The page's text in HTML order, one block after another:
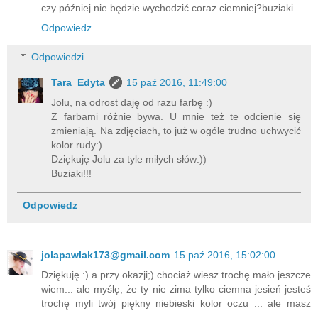
czy później nie będzie wychodzić coraz ciemniej?buziaki
Odpowiedz
Odpowiedzi
Tara_Edyta
15 paź 2016, 11:49:00
Jolu, na odrost daję od razu farbę :)
Z farbami różnie bywa. U mnie też te odcienie się
zmieniają. Na zdjęciach, to już w ogóle trudno uchwycić
kolor rudy:)
Dziękuję Jolu za tyle miłych słów:))
Buziaki!!!
Odpowiedz
jolapawlak173@gmail.com 15 paź 2016, 15:02:00
Dziękuję :) a przy okazji;) chociaż wiesz trochę mało jeszcze
wiem... ale myślę, że ty nie zima tylko ciemna jesień jesteś
trochę myli twój piękny niebieski kolor oczu ... ale masz